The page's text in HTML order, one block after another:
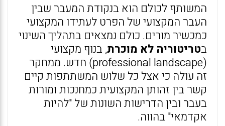
המשותף לכולם הוא בנקודת המעבר שבין
העבר המקצועי של הפרט לעתידו המקצועי
כמכשיר מורים. כולם נמצאים בתהליך השינוי
בטריטוריה לא מוכרת, בנוף מקצועי
(professional landscape) חדש. ממחקר
זה עולה כי אצל כל שלוש המשתתפות קיים
קשר בין זהותן המקצועית כמחנכות ומורות
בעבר ובין הדרישות השונות של "להיות
אקדמאי" בהווה.